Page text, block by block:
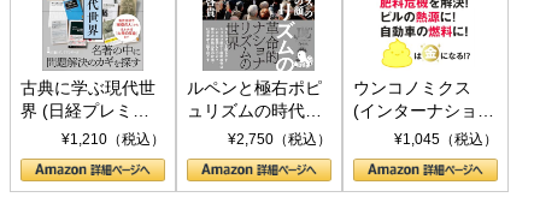
古典に学ぶ現代世
界 (日経プレミア
シリーズ)¥1,210（税込）
ルペンと極右ポピ
ュリズムの時代：
〈ヤヌス〉の二つ
の顔
¥2,750（税込）
ウンコノミクス
(インターナショナ
ル新書)¥1,045（税込）